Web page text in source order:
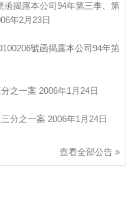
函揭露本公司94年第三季、第
年2月23日
號函揭露本公司94年第
之一案 2006年1月24日
分之一案 2006年1月24日
查看全部公告 »